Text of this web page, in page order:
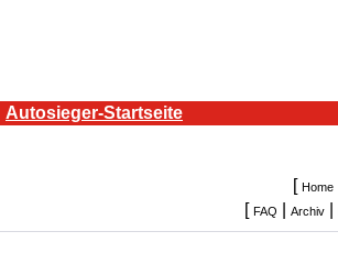
Autosieger-Startseite
[ Home|
[ FAQ Archiv